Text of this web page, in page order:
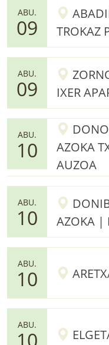
ABU.
09
TROKAZ
ABU.
09
IXER
ABU.
10
AZOKA
AUZOA
ABU.
10
AZOKA |
ABU.
10
ABU.
10